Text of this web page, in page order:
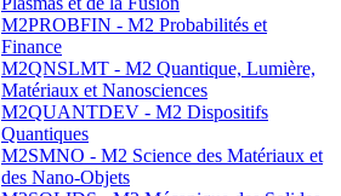
M2PROBFIN - M2 Probabilités et
Finance
M2QNSLMT - M2 Quantique, Lumière,
Matériaux et Nanosciences
M2QUANTDEV - M2 Dispositifs
Quantiques
M2SMNO - M2 Science des Matériaux et
des Nano-Objets